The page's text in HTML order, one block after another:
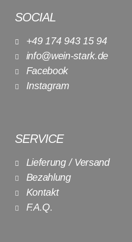
SOCIAL
+49 174 943 15 94
info@wein-stark.de
Facebook
Instagram
SERVICE
Lieferung / Versand
Bezahlung
Kontakt
F.A.Q.